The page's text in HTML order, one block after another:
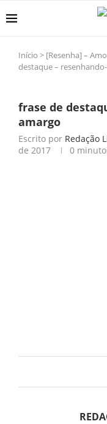
Início > [Resenha] –
destaque –
frase de
amargo
Escrito por Redação
de 2017
0